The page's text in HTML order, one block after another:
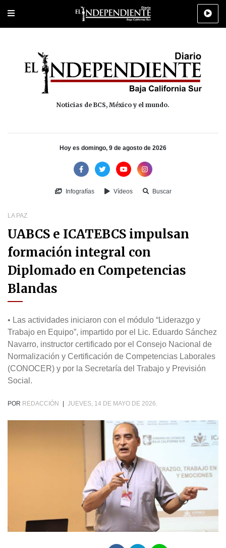
Portada Los Cabos Policiaca Deportes Cultura
Noticias de BCS, México y el mundo.
Hoy es domingo, 9 de agosto de 2026
Infografías Vídeos Buscar
LA PAZ
UABCS e ICATEBCS impulsan
formación integral con
Diplomado en Competencias
Blandas
• Las actividades iniciaron con el módulo “Liderazgo y
Trabajo en Equipo”, impartido por el Lic. Eduardo Sánchez
Navarro, instructor certificado por el Consejo Nacional de
Normalización y Certificación de Competencias Laborales
(CONOCER) y por la Secretaría del Trabajo y Previsión
Social.
POR REDACCIÓN JUEVES, 14 DE MAYO DE 2026.